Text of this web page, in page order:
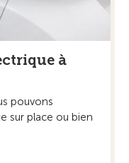
à
pouvons
sur place ou bien